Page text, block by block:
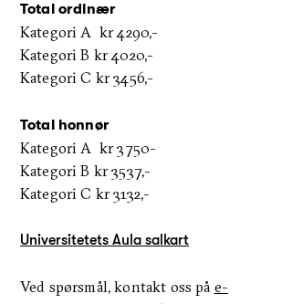
Total ordinær
Kategori A kr 4290,-
Kategori B kr 4020,-
Kategori C kr 3456,-
Total honnør
Kategori A kr 3750-
Kategori B kr 3537,-
Kategori C kr 3132,-
Universitetets Aula salkart
Ved spørsmål, kontakt oss på e-